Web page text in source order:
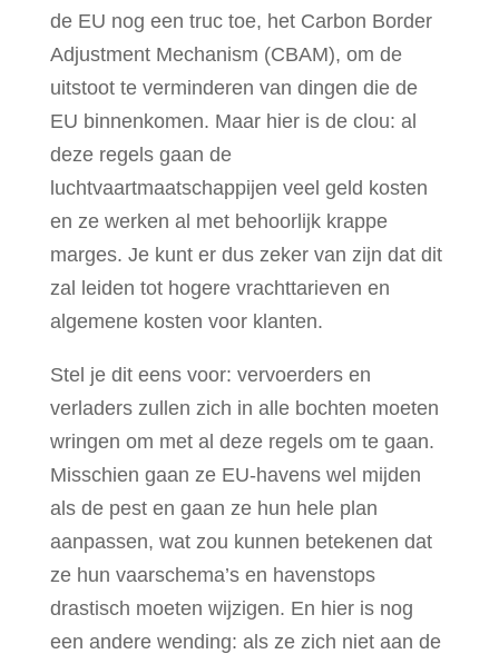
de EU nog een truc toe, het Carbon Border
Adjustment Mechanism (CBAM), om de
uitstoot te verminderen van dingen die de
EU binnenkomen. Maar hier is de clou: al
deze regels gaan de
luchtvaartmaatschappijen veel geld kosten
en ze werken al met behoorlijk krappe
marges. Je kunt er dus zeker van zijn dat dit
zal leiden tot hogere vrachttarieven en
algemene kosten voor klanten.
Stel je dit eens voor: vervoerders en
verladers zullen zich in alle bochten moeten
wringen om met al deze regels om te gaan.
Misschien gaan ze EU-havens wel mijden
als de pest en gaan ze hun hele plan
aanpassen, wat zou kunnen betekenen dat
ze hun vaarschema’s en havenstops
drastisch moeten wijzigen. En hier is nog
een andere wending: als ze zich niet aan de